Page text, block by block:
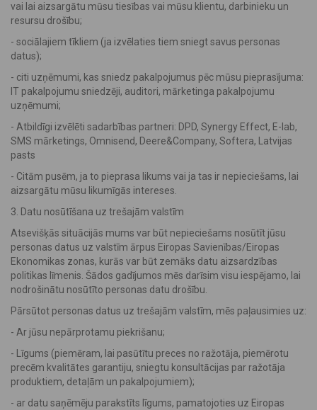
vai lai aizsargātu mūsu tiesības vai mūsu klientu, darbinieku un
resursu drošību;
- sociālajiem tīkliem (ja izvēlaties tiem sniegt savus personas
datus);
- citi uzņēmumi, kas sniedz pakalpojumus pēc mūsu pieprasījuma:
IT pakalpojumu sniedzēji, auditori, mārketinga pakalpojumu
uzņēmumi;
- Atbildīgi izvēlēti sadarbības partneri: DPD, Synergy Effect, E-lab,
SMS mārketings, Omnisend, Deere&Company, Softera, Latvijas
pasts
- Citām pusēm, ja to pieprasa likums vai ja tas ir nepieciešams, lai
aizsargātu mūsu likumīgās intereses.
3. Datu nosūtīšana uz trešajām valstīm
Atsevišķās situācijās mums var būt nepieciešams nosūtīt jūsu
personas datus uz valstīm ārpus Eiropas Savienības/Eiropas
Ekonomikas zonas, kurās var būt zemāks datu aizsardzības
politikas līmenis. Šādos gadījumos mēs darīsim visu iespējamo, lai
nodrošinātu nosūtīto personas datu drošību.
Pārsūtot personas datus uz trešajām valstīm, mēs paļausimies uz:
- Ar jūsu nepārprotamu piekrišanu;
- Līgums (piemēram, lai pasūtītu preces no ražotāja, piemērotu
precēm kvalitātes garantiju, sniegtu konsultācijas par ražotāja
produktiem, detaļām un pakalpojumiem);
- ar datu saņēmēju parakstīts līgums, pamatojoties uz Eiropas